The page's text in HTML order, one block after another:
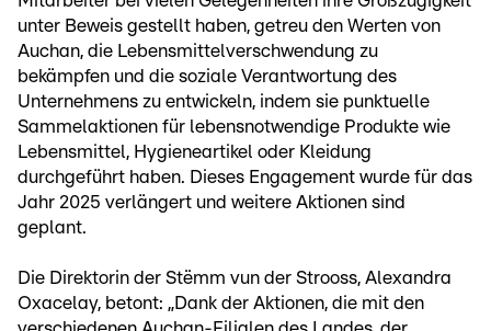
unter Beweis gestellt haben, getreu den Werten von
Auchan, die Lebensmittelverschwendung zu
bekämpfen und die soziale Verantwortung des
Unternehmens zu entwickeln, indem sie punktuelle
Sammelaktionen für lebensnotwendige Produkte wie
Lebensmittel, Hygieneartikel oder Kleidung
durchgeführt haben. Dieses Engagement wurde für das
Jahr 2025 verlängert und weitere Aktionen sind
geplant.
Die Direktorin der Stëmm vun der Strooss, Alexandra
Oxacelay, betont: „Dank der Aktionen, die mit den